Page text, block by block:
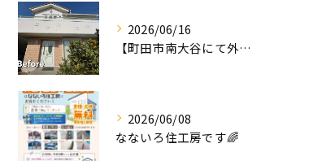
2026/06/16
【町田市南大谷にて外壁塗装工事完工のお知らせ】
2026/06/08
なないろ住工房です🌈